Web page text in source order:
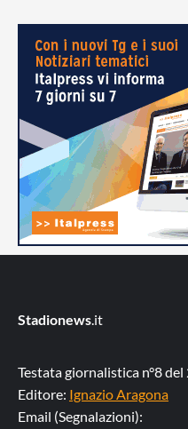
Stadionews.it
Testata giornalistica n°8
Editore: Ignazio Aragona
Email (Segnalazioni):